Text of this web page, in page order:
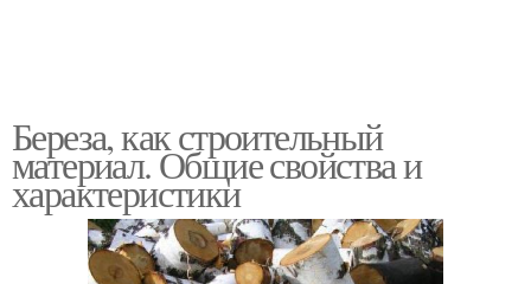
Береза, как строительный
материал. Общие свойства и
характеристики